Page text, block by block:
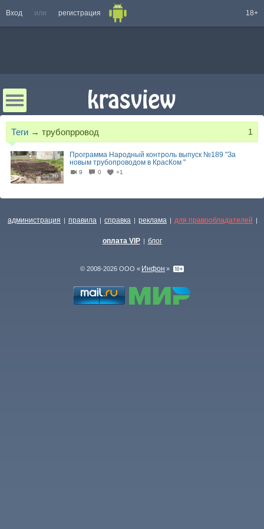
Вход или регистрация 18+
Теги → трубопрровод 1
04:30
Программа Народный контроль выпуск №189 "За
новым трубопроводом в КрасКом "
9 0 +1
администрация | правила | справка | реклама | для правообладателей |
оплата VIP | блог
© 2008-2026 ООО « Инфон »